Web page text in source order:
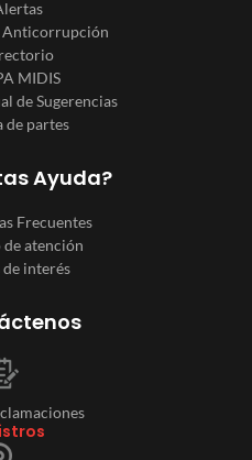
Anticorrupción
MIDIS
de Sugerencias
de partes
Ayuda?
Frecuentes
atención
de interés